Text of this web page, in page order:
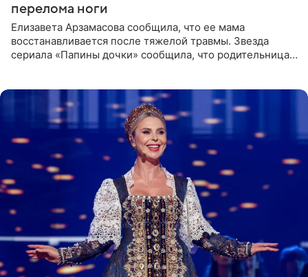
перелома ноги
Елизавета Арзамасова сообщила, что ее мама
восстанавливается после тяжелой травмы. Звезда
сериала «Папины дочки» сообщила, что родительница